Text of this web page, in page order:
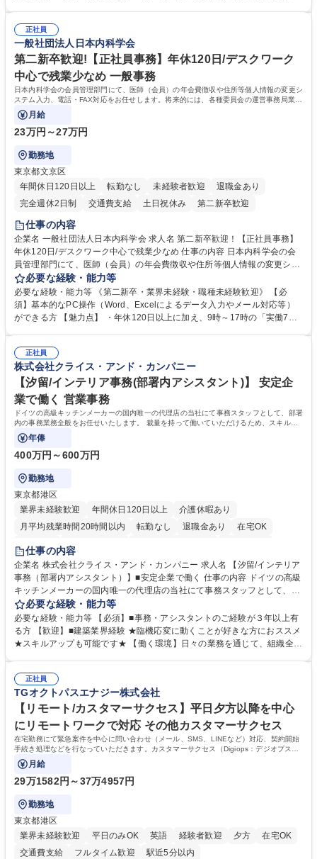
般へ携わっていただく予定です。 募集職種 【経理】人気カプセルトイメ
ーカー/経理からバックオフィス全般に挑戦◎
・周囲の状況を見ながら、先回りして業務に取り組める方 ・少人数組織な
らではの変化を前向きに楽しめる方 学歴・資格 学歴：大学院 大学 高専 短
大 専修学校 高校 語学力： 資格：日商簿記検定3級 日商簿記検定2級
正社員
一般社団法人日本内科学会
第二新卒歓迎!【正社員事務】年休120日/デスクワーク
中心で残業少なめ 一般事務
日本内科学会の会員管理部門にて、医師（会員）の年会費徴収や住所等個人情報の変更シ
ステム入力、電話・FAX対応をお任せします。将来的には、各種委員会の運営事務局業務
などにも幅広く携わっていただきます。
月給
23万円～27万円
勤務地
東京都文京区
年間休日120日以上
転勤なし 未経験者歓迎
退職金あり
完全週休2日制
交通費支給 土日祝休み 第二新卒歓迎
仕事の内容
企業名 一般社団法人日本内科学会 求人名 第二新卒歓迎！【正社員事務】
年休120日/デスクワーク中心で残業少なめ 仕事の内容 日本内科学会の会
員管理部門にて、医師（会員）の年会費徴収や住所等個人情報の変更シス
テム入力、電話・FAX対応をお任せします。将来的には、各種委員会の運
営事務局業務などにも幅広く携わっていただきます。 【会員管理・データ
入力業務】 ・医師（会員）の住所変更、個人情報のシステム登録・更新
・年会費の徴収管理や入金データの照合確認 【問い合わせ対応】 ・会員
年休120日/デスクワーク中心で残業少なめ
必要な経験・能力等
必要な経験・能力等 《第二新卒・業界未経験・職種未経験歓迎》 【必
須】基本的なPC操作（Word、Excelによるデータ入力やメール対応等）
ができる方 【魅力点】 ・年休120日以上に加え、9時～17時の「実働7時
整、資料作成、当日の運営サポート 学歴・資格 学歴：大学院 大学 語学
力： 資格：
正社員
株式会社クライス・アンド・カンパニー
【汐留/インテリア事務(部署内アシスタント)】 安定企
業で働く 営業事務
ドイツの高級キッチンメーカーの国内唯一の代理店の当社にて事務スタッフとして、部署
内の事務業務全般をお任せいたします。 裁量を持って働いていただけるため、スキルア
ップも可能です。
年俸
400万円～600万円
勤務地
東京都港区
業界未経験歓迎
年間休日120日以上
介護休暇あり
月平均残業時間20時間以内
転勤なし 退職金あり
在宅OK
育休あり
完全週休2日制
駅近5分以内
土日祝休み
仕事の内容
企業名 株式会社クライス・アンド・カンパニー 求人名 【汐留/インテリア
事務（部署内アシスタント）】■安定企業で働く 仕事の内容 ドイツの高級
キッチンメーカーの国内唯一の代理店の当社にて事務スタッフとして、部
署内の事務業務全般をお任せいたします。 裁量を持って働いていただける
ため、スキルアップも可能です。 【部署内の事務業務全般】 ■サンプルの
仕分け・整理 ■電話応対 ■書類作成（会議資料、お客様宛請求書、支払書
類を取りまとめて経理へ提出等） ■ショールームアテンド・運営・予約業
インテリア事務（部署内アシスタント）】■安定企業で働く
必要な経験・能力等
必要な経験・能力等 【必須】■事務・アシスタントのご経験が３年以上有
る方 【歓迎】■建築業界経験 ★臨機応変に動くことが好きな方におススメ
★スキルアップも可能です★ 【働く環境】日々の業務を通じて、組織全体
ームとの協力や新しいアイデアを活かす場もあり、やりがいを感じながら
働けます。 【歓迎】 ■インテリアの業界のご経験が有る方■PCの作業に慣
れている方 学歴・資格 学歴：大学院 大学 高専 短大 専修学校 語学力： 資
格：
正社員
TGオクトパスエナジー株式会社
【リモート/カスタマーサクセス】平日夕方以降を中心
にリモートワークで対応 その他カスタマーサクセス
在宅勤務にて緊急案件を中心に問い合わせ（メール、SMS、LINEなど）対応、契約開始
手続き処理などを行なっていただきます。カスタマーサクセス（Digiops：デジオプス）
と運用構築の業務となります。
月給
29万1582円～37万4957円
勤務地
東京都港区
業界未経験歓迎
平日のみOK 英語 経験者歓迎 夕方
在宅OK
交通費支給
フルタイム歓迎 駅近5分以内